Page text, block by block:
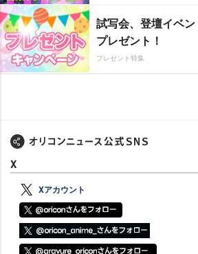
試写会、登壇イベ
プレゼント！
プレゼント特集
X
Xアカウント